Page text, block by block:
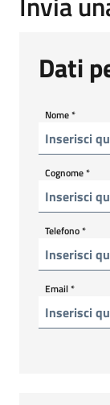
Dati
Nome*
Cognome*
Telefono*
Email*